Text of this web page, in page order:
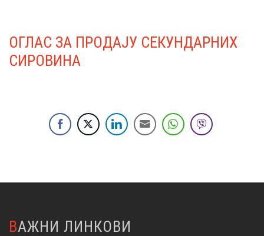
ОГЛАС ЗА ПРОДАЈУ СЕКУНДАРНИХ
СИРОВИНА
ВАЖНИ ЛИНКОВИ